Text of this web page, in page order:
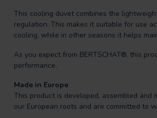
This cooling duvet combines the
regulation. This makes it suitable for use
cooling, while in other seasons it helps
As you expect from BERTSCHAT®, this
performance.
Made in Europe
This product is developed, assembled and
our European roots and are committed to